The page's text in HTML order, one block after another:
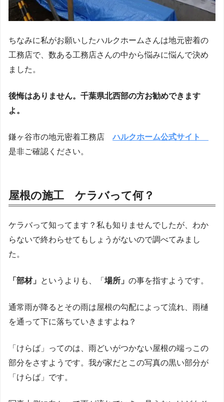
ちなみに私がお願いしたハルクホームさんは地元密着の
工務店で、数ある工務店さんの中から悩みに悩んで決め
ました。
後悔はありません。千葉県北西部の方お勧めできます
よ。
鎌ヶ谷市の地元密着工務店ハルクホーム公式サイト
是非ご確認ください。
屋根の施工 ケラバって何？
ケラバって知ってます？私も知りませんでしたが、わか
らないで終わらせてもしょうがないので調べてみまし
た。
「部材」 というよりも、「 場所」 の事を指すようです。
通常雨が降るとその雨は屋根の勾配によって流れ、雨樋
を通って下に落ちていきますよね？
「けらば」ってのは、雨どいがつかない屋根の端っこの
部分をさすようです。我が家だとこの写真の黒い部分が
「けらば」です。